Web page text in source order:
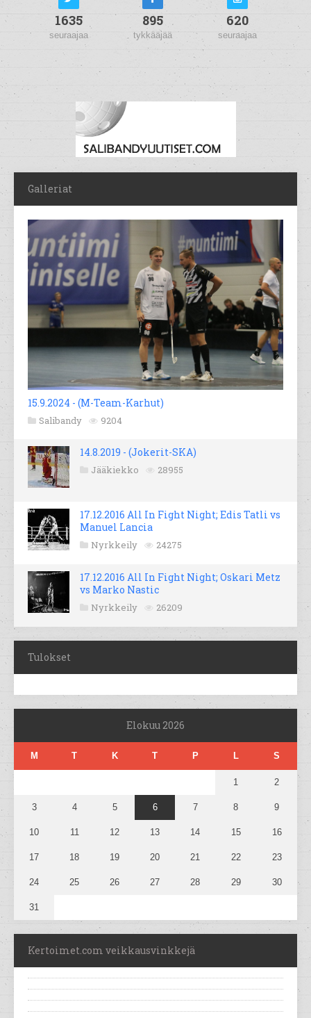
1635
seuraajaa
895
tykkääjää
620
seuraajaa
Galleriat
15.9.2024 - (M-Team-Karhut)
Salibandy 9204
14.8.2019 - (Jokerit-SKA)
Jääkiekko 28955
17.12.2016 All In Fight Night; Edis Tatli vs
Manuel Lancia
Nyrkkeily 24275
17.12.2016 All In Fight Night; Oskari Metz
vs Marko Nastic
Nyrkkeily 26209
Tulokset
Elokuu 2026
M T K T P L S
1 2
3 4 5 6 7 8 9
10 11 12 13 14 15 16
17 18 19 20 21 22 23
24 25 26 27 28 29 30
31
Kertoimet.com veikkausvinkkejä